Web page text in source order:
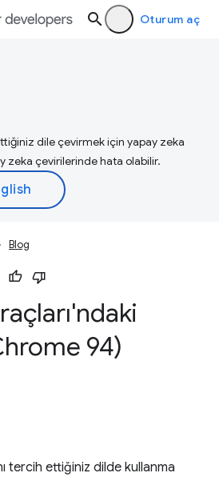
Oturum aç
dile çevirmek için yapay zeka
zeka çevirilerinde hata olabilir.
Blog
94)
tercih ettiğiniz dilde kullanma